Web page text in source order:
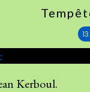
Kerboul.